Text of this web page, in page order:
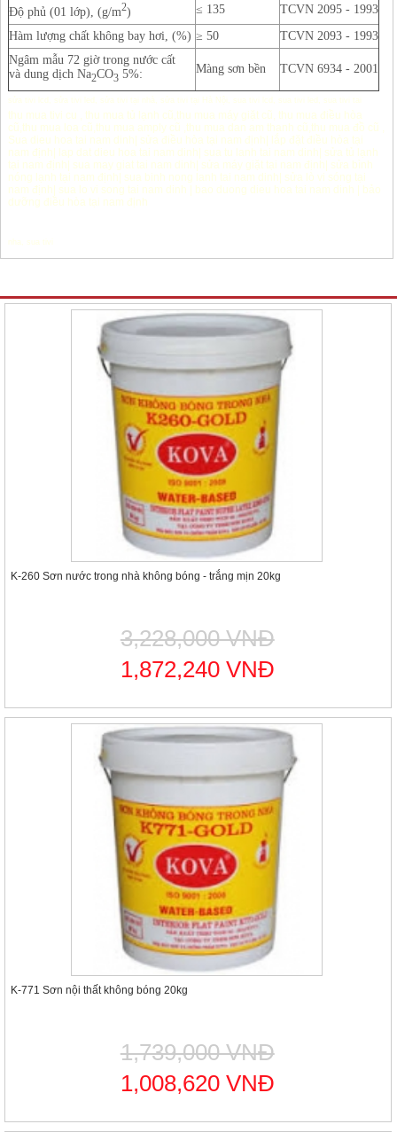
Độ phủ (01 lớp), (g/m2) ≤ 135
TCVN 2095 - 1993
Hàm lượng chất không bay hơi, (%) ≥ 50
TCVN 2093 - 1993
Ngâm mẫu 72 giờ trong nước cất
và dung dịch Na2CO3 5%: Màng sơn bền TCVN 6934 - 2001
sửa tivi lcd sửa tivi led sửa tivi tại nhà sửa tivi tại Hà Nội sua tivi lcd sua tivi led sua tivi tai
thu mua tivi cu , thu mua tủ lạnh cũ, thu mua máy giặt cũ, thu mua điều hòa
cũ, thu mua loa cũ, thu mua amply cũ , thu mua dan am thanh cũ, thu mua đồ cũ ,
Sua dieu hoa tai nam dinh sửa điều hòa tại nam định
lắp đặt điều hòa tại
nam định
lap dat dieu hoa tai nam dinh sua tu lanh tai nam dinh sửa tủ lạnh
tại nam định sua may giat tai nam dinh sửa máy giặt tại nam định sửa bình
nóng lạnh tại nam định sua binh nong lanh tai nam dinh sửa lò vi sóng tại
nam định sua lo vi song tai nam dinh bao duong dieu hoa tai nam dinh
bảo
dưỡng điều hòa tại nam định
nha sua tivi
K-260 Sơn nước trong nhà không bóng - trắng mịn 20kg
3,228,000 VNĐ
1,872,240 VNĐ
K-771 Sơn nội thất không bóng 20kg
1,739,000 VNĐ
1,008,620 VNĐ